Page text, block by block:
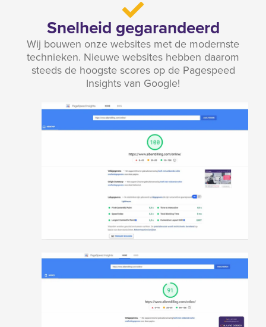
Snelheid gegarandeerd
Wij bouwen onze websites met de modernste
technieken. Nieuwe websites hebben daarom
steeds de hoogste scores op de Pagespeed
Insights van Google!